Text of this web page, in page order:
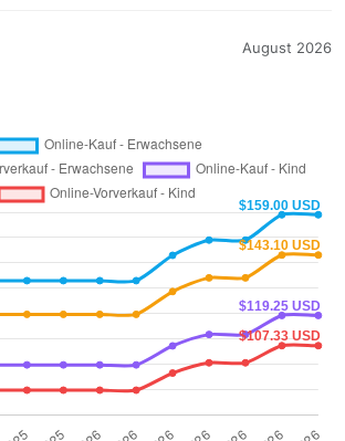
August 2026